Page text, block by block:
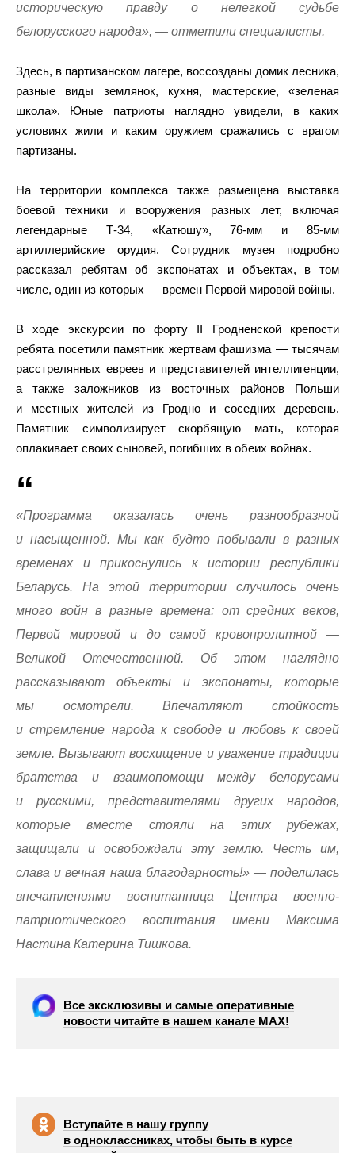
историческую правду о нелегкой судьбе
белорусского народа», — отметили специалисты.
Здесь, в партизанском лагере, воссозданы домик лесника,
разные виды землянок, кухня, мастерские, «зеленая
школа». Юные патриоты наглядно увидели, в каких
условиях жили и каким оружием сражались с врагом
партизаны.
На территории комплекса также размещена выставка
боевой техники и вооружения разных лет, включая
легендарные Т-34, «Катюшу», 76-мм и 85-мм
артиллерийские орудия. Сотрудник музея подробно
рассказал ребятам об экспонатах и объектах, в том
числе, один из которых — времен Первой мировой войны.
В ходе экскурсии по форту II Гродненской крепости
ребята посетили памятник жертвам фашизма — тысячам
расстрелянных евреев и представителей интеллигенции,
а также заложников из восточных районов Польши
и местных жителей из Гродно и соседних деревень.
Памятник символизирует скорбящую мать, которая
оплакивает своих сыновей, погибших в обеих войнах.
«Программа оказалась очень разнообразной
и насыщенной. Мы как будто побывали в разных
временах и прикоснулись к истории республики
Беларусь. На этой территории случилось очень
много войн в разные времена: от средних веков,
Первой мировой и до самой кровопролитной —
Великой Отечественной. Об этом наглядно
рассказывают объекты и экспонаты, которые
мы осмотрели. Впечатляют стойкость
и стремление народа к свободе и любовь к своей
земле. Вызывают восхищение и уважение традиции
братства и взаимопомощи между белорусами
и русскими, представителями других народов,
которые вместе стояли на этих рубежах,
защищали и освобождали эту землю. Честь им,
слава и вечная наша благодарность!» — поделилась
впечатлениями воспитанница Центра военно-
патриотического воспитания имени Максима
Настина Катерина Тишкова.
Все эксклюзивы и самые оперативные
новости читайте в нашем канале МАХ!
Вступайте в нашу группу
в одноклассниках, чтобы быть в курсе